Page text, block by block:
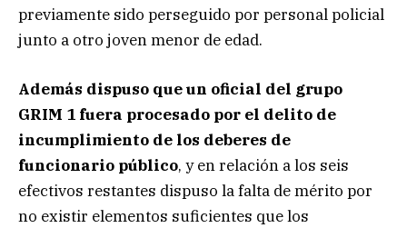
previamente sido perseguido por personal policial
junto a otro joven menor de edad.
Además dispuso que un oficial del grupo
GRIM 1 fuera procesado por el delito de
incumplimiento de los deberes de
funcionario público, y en relación a los seis
efectivos restantes dispuso la falta de mérito por
no existir elementos suficientes que los